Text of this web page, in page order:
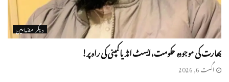
دیگر مضامین
بھارت کی موجودہ حکومت،ایسٹ انڈیا کمپنی کی راہ پر!
اگست 6, 2026